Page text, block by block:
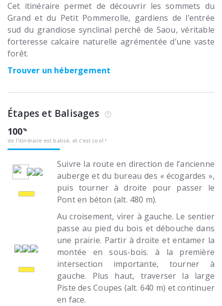
Cet itinéraire permet de découvrir les sommets du
Grand et du Petit Pommerolle, gardiens de l’entrée
sud du grandiose synclinal perché de Saou, véritable
forteresse calcaire naturelle agrémentée d’une vaste
forêt.
Trouver un hébergement
Étapes et Balisages
100
de l’itinéraire est balisé, et c’est cool !
Suivre la route en direction de l’ancienne
auberge et du bureau des « écogardes »,
puis tourner à droite pour passer le
Pont en béton (alt. 480 m).
Au croisement, virer à gauche. Le sentier
passe au pied du bois et débouche dans
une prairie. Partir à droite et entamer la
montée en sous-bois. à la première
intersection importante, tourner à
gauche. Plus haut, traverser la large
Piste des Coupes (alt. 640 m) et continuer
en face.